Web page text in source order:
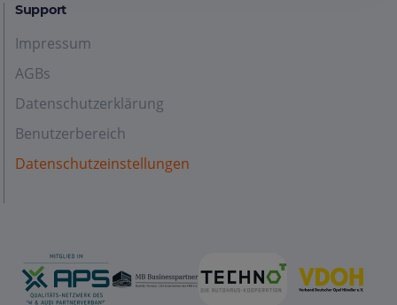
Support
Impressum
AGBs
Datenschutzerklärung
Benutzerbereich
Datenschutzeinstellungen